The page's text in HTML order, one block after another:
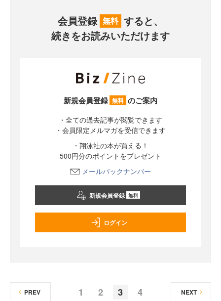
会員登録 無料 すると、
続きをお読みいただけます
新規会員登録 無料 のご案内
・全ての過去記事が閲覧できます
・会員限定メルマガを受信できます
・翔泳社の本が買える！
500円分のポイントをプレゼント
メールバックナンバー
新規会員登録 無料
ログイン
1 2 3 4
PREV NEXT